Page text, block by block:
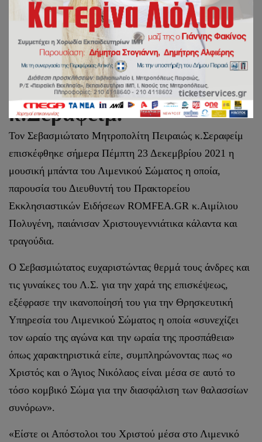
Τα κάλαντα άκουσε ο
Σεβασμιώτατος
Μητροπολίτης Πειραιώς
κ.Σεραφείμ.
Τον Σεβασμιώτατο Μητροπολίτη Πειραιώς κ.Σεραφείμ
επισκέφθηκε σήμερα Πέμπτη 23 Δεκεμβρίου 2021 η
μουσική μπάντα του Λιμενικού Σώματος η οποία,
παρουσία του Διευθυντή του Πρακτορείου
Εκκλησιαστικών Ειδήσεων ROMFEA.GR κ.Αιμίλιου
Πολυγένη, παιάνισαν Χριστουγεννιάτικα κάλαντα και
τραγούδια.
Ο Σεβασμιώτατος ευχαριστώντας θερμά τους άνδρες και
τις γυναίκες του Λ.Σ. για την χαρά της επισκέψεως,
εξέφρασε την ικανοποίησή του για την Θρησκευτική
Υπηρεσία του Λιμενικού Σώματος η οποία «συνεχίζει
τον ωραίο της αγώνα και την ωραία της προσπάθεια»
όπως χαρακτηριστικά είπε, συμπληρώνοντας πως «ο
Χριστός και ο Άγιος Νικόλαος είναι μέσα σε αυτό το
τόσο κομβικό Σώμα για την διασφάλιση των θαλασσίων
συνόρων».
«Είστε οι Απόστολοι του Χριστού μέσα στο Λιμενικό